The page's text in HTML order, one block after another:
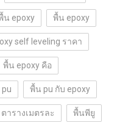
น epoxy พื้น epoxy
self leveling ราคา
พื้น epoxy คือ
พื้น pu กับ epoxy
ารางเมตรละ พื้นพียู